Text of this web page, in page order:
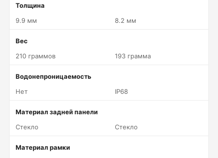
Толщина
9.9 мм
8.2 мм
Вес
210 граммов
193 грамма
Водонепроницаемость
Нет
IP68
Материал задней панели
Стекло
Стекло
Материал рамки